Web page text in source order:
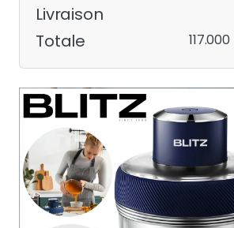
Livraison
Totale
117.000